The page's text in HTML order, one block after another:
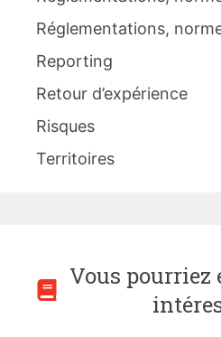
Réglementations,
Reporting
Retour d’expérience
Risques
Territoires
Vous pourriez